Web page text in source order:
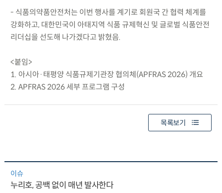
- 식품의약품안전처는 이번 행사를 계기로 회원국 간 협력 체계를
강화하고, 대한민국이 아태지역 식품 규제혁신 및 글로벌 식품안전
리더십을 선도해 나가겠다고 밝혔음.
<붙임>
1. 아시아·태평양 식품규제기관장 협의체(APFRAS 2026) 개요
2. APFRAS 2026 세부 프로그램 구성
목록보기
이슈
누리호, 공백 없이 매년 발사한다